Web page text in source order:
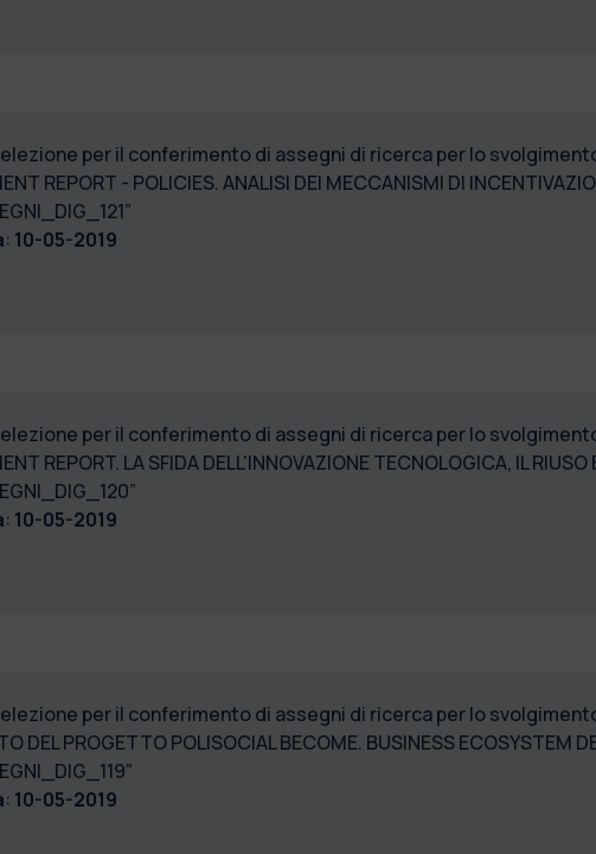
per il conferimento di assegni di ricerca per lo
REPORT - POLICIES. ANALISI DEI MECCANISMI DI
: 10-05-2019
per il conferimento di assegni di ricerca per lo
REPORT. LA SFIDA DELL'INNOVAZIONE TECNOLOGICA, IL
: 10-05-2019
per il conferimento di assegni di ricerca per lo
DEL PROGETTO POLISOCIAL BECOME. BUSINESS ECOSYSTEM
: 10-05-2019